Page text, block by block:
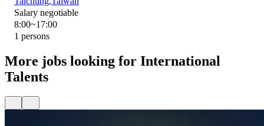
Salary negotiable
8:00~17:00
1 persons
More jobs looking for International
Talents